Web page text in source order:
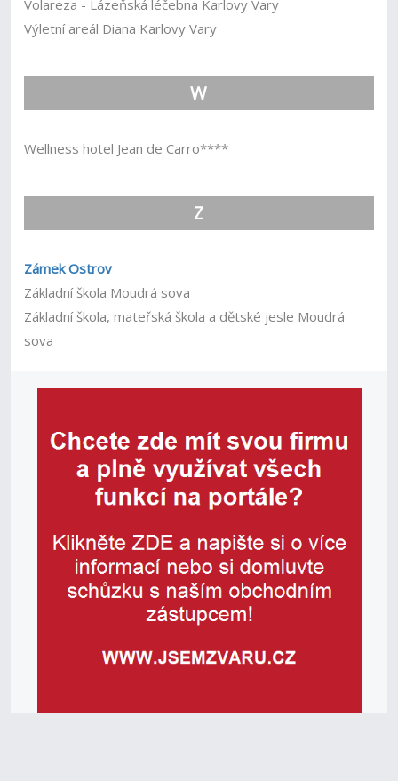
Volareza - Lázeňská léčebna Karlovy Vary
Výletní areál Diana Karlovy Vary
W
Wellness hotel Jean de Carro****
Z
Zámek Ostrov
Základní škola Moudrá sova
Základní škola, mateřská škola a dětské jesle Moudrá
sova